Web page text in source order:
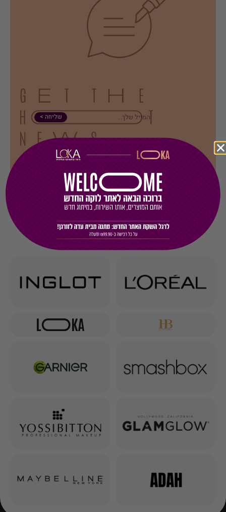
שליחה >
הרשמי לניוזלטר של לוקה והישארי מעודכנת על ההשקות הכי
חמות והמבצעים הכי שווים
10 TOP BRANDS